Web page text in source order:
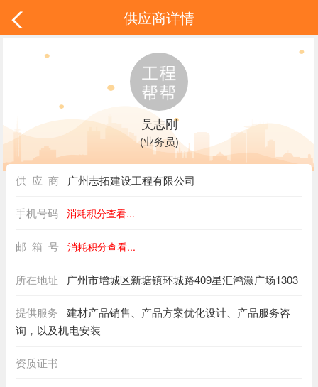
供应商详情
吴志刚
(业务员)
供 应 商 广州志拓建设工程有限公司
手机号码 消耗积分查看...
邮 箱 号 消耗积分查看...
所在地址 广州市增城区新塘镇环城路409星汇鸿灏广场1303
提供服务
建材产品销售、产品方案优化设计、产品服务咨
询，以及机电安装
资质证书